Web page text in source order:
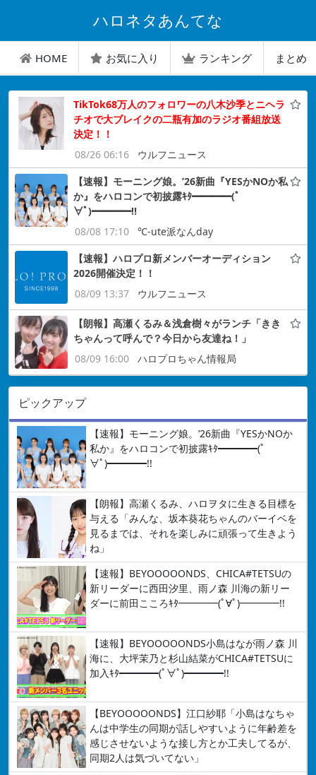
ハロネタあんてな
HOME お気に入り ランキング まとめ
TikTok68万人のフォロワーの八木沙季とニヘラ
チオで大ブレイクの二瓶有加のラジオ番組放送
決定！！
08/26 06:16
ウルフニュース
【速報】モーニング娘。’26新曲『YESかNOか私
か』をハロコンで初披露ｷﾀ━━━━(ﾟ
∀ﾟ)━━━━!!
08/08 17:10
℃-ute派なんday
【速報】ハロプロ新メンバーオーディション
2026開催決定！！
08/09 13:37
ウルフニュース
【朗報】高瀬くるみ＆浅倉樹々がランチ「きき
ちゃんって呼んで？今日から友達ね！」
08/09 16:00
ハロプロちゃん情報局
ピックアップ
【速報】モーニング娘。’26新曲『YESかNOか
私か』をハロコンで初披露ｷﾀ━━━━(ﾟ
∀ﾟ)━━━━!!
【朗報】高瀬くるみ、ハロヲタに生きる目標を
与える「みんな、坂本葵花ちゃんのバーイベを
見るまでは、それを楽しみに頑張って生きよう
ね」
【速報】BEYOOOOONDS、CHICA#TETSUの
新リーダーに西田汐里、雨ノ森 川海の新リー
ダーに前田こころｷﾀ━━━━(ﾟ∀ﾟ)━━━━!!
【速報】BEYOOOOONDS小島はなが雨ノ森 川
海に、大坪茉乃と杉山結菜がCHICA#TETSUに
加入ｷﾀ━━━━(ﾟ∀ﾟ)━━━━!!
【BEYOOOOONDS】江口紗耶「小島はなちゃ
んは中学生の同期が話しやすいように年齢差を
感じさせないような接し方とか工夫してるが、
同期2人は気づいてない」